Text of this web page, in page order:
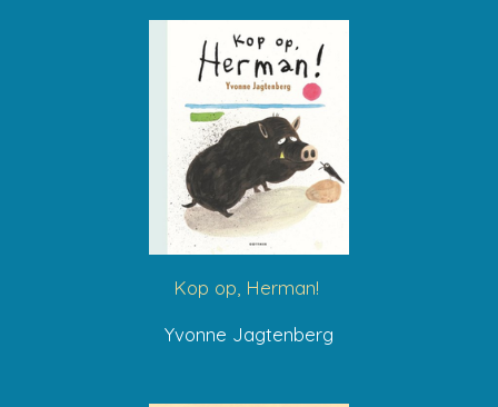
Kop op, Herman!
Yvonne Jagtenberg